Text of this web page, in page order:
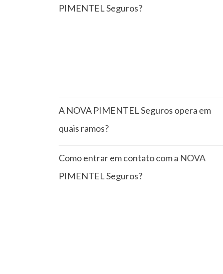
PIMENTEL Seguros?
A NOVA PIMENTEL Seguros opera em
quais ramos?
Como entrar em contato com a NOVA
PIMENTEL Seguros?